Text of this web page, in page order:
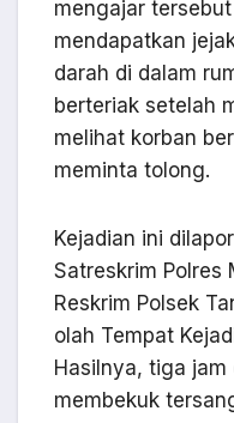
mengajar
mendapatkan
darah di dalam
berteriak setelah
melihat korban
meminta tolong.
Kejadian ini
Satreskrim Polres
Reskrim Polsek
olah Tempat
Hasilnya, tiga jam
membekuk